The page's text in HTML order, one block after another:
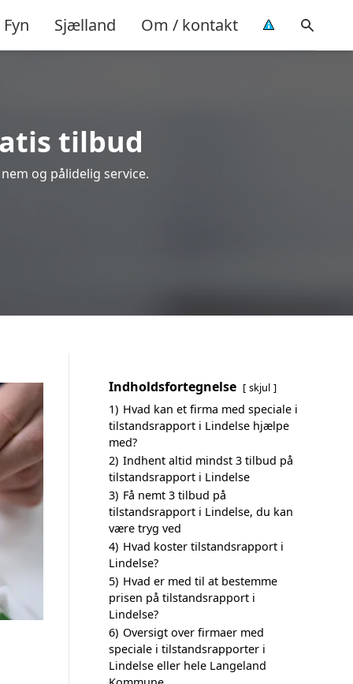
Fyn Sjælland Om / kontakt
tilbud
og pålidelig service.
Indholdsfortegnelse skjul
1) Hvad kan et firma med speciale i
tilstandsrapport i Lindelse hjælpe
med?
2) Indhent altid mindst 3 tilbud på
tilstandsrapport i Lindelse
3) Få nemt 3 tilbud på
tilstandsrapport i Lindelse, du kan
være tryg ved
4) Hvad koster tilstandsrapport i
Lindelse?
5) Hvad er med til at bestemme
prisen på tilstandsrapport i
Lindelse?
6) Oversigt over firmaer med
speciale i tilstandsrapporter i
Lindelse eller hele Langeland